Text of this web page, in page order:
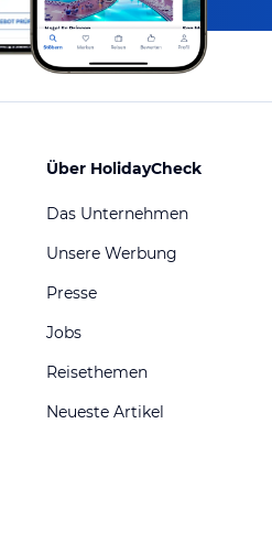
Über HolidayCheck
Das Unternehmen
Unsere Werbung
Presse
Jobs
Reisethemen
Neueste Artikel